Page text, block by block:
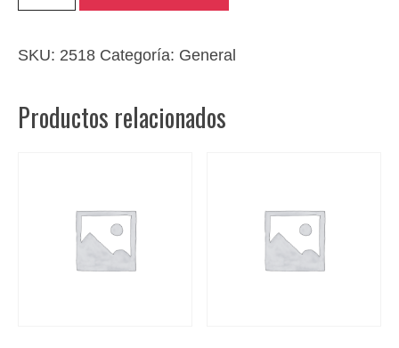
cantidad
SKU: 2518 Categoría: General
Productos relacionados